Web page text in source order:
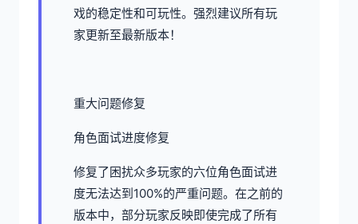
戏的稳定性和可玩性。强烈建议所有玩
家更新至最新版本！
重大问题修复
角色面试进度修复
修复了困扰众多玩家的六位角色面试进
度无法达到100%的严重问题。在之前的
版本中，部分玩家反映即使完成了所有